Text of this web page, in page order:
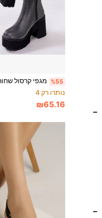
%55
נותרו רק 4
₪65.16